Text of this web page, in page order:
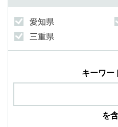
愛知県
三重県
キーワー
を